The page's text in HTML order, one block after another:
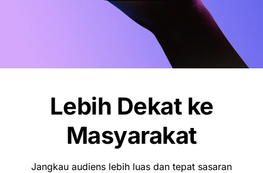
Kabar Terbaru BLT Kesra Rp900.000:
Syarat, Cara Cek, dan Jadwal Pencairan
OLAHRAGA
Debut Manis Mitchell Baker, Hattrick
Bawa Indonesia Gulung Kamboja 5-1
Lebih Dekat ke
Masyarakat
Jangkau audiens lebih luas dan tepat sasaran